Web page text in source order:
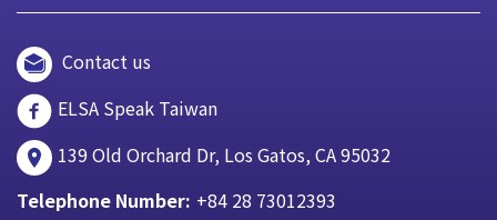
Contact us
ELSA Speak Taiwan
139 Old Orchard Dr, Los Gatos, CA 95032
Telephone Number: +84 28 73012393